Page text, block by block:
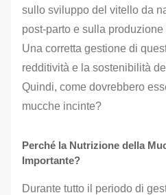
sullo sviluppo del vitello da
post-parto e sulla
Una corretta gestione di
redditività e la sostenibilità
Quindi, come dovrebbero
mucche incinte?
Perché la Nutrizione della
Importante?
Durante tutto il periodo di